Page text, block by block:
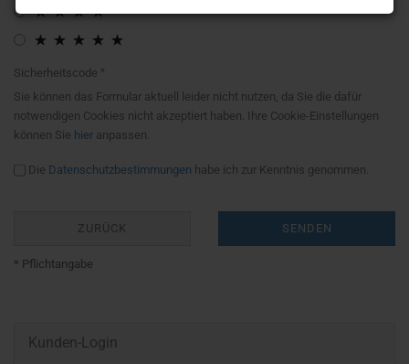
Sicherheitscode
Sie können das Formular aktuell leider nicht nutzen, da Sie die dafür
notwendigen Cookies nicht akzeptiert haben. Ihre Cookie-Einstellungen
können Sie hier anpassen.
Die Datenschutzbestimmungen habe ich zur Kenntnis genommen.
ZURÜCK SENDEN
* Pflichtangabe
Kunden-Login